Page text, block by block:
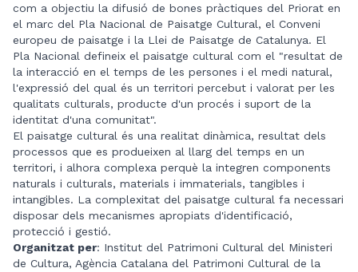
com a objectiu la difusió de bones pràctiques del Priorat en
el marc del Pla Nacional de Paisatge Cultural, el Conveni
europeu de paisatge i la Llei de Paisatge de Catalunya. El
Pla Nacional defineix el paisatge cultural com el "resultat de
la interacció en el temps de les persones i el medi natural,
l'expressió del qual és un territori percebut i valorat per les
qualitats culturals, producte d'un procés i suport de la
identitat d'una comunitat".
El paisatge cultural és una realitat dinàmica, resultat dels
processos que es produeixen al llarg del temps en un
territori, i alhora complexa perquè la integren components
naturals i culturals, materials i immaterials, tangibles i
intangibles. La complexitat del paisatge cultural fa necessari
disposar dels mecanismes apropiats d'identificació,
protecció i gestió.
Organitzat per: Institut del Patrimoni Cultural del Ministeri
de Cultura, Agència Catalana del Patrimoni Cultural de la